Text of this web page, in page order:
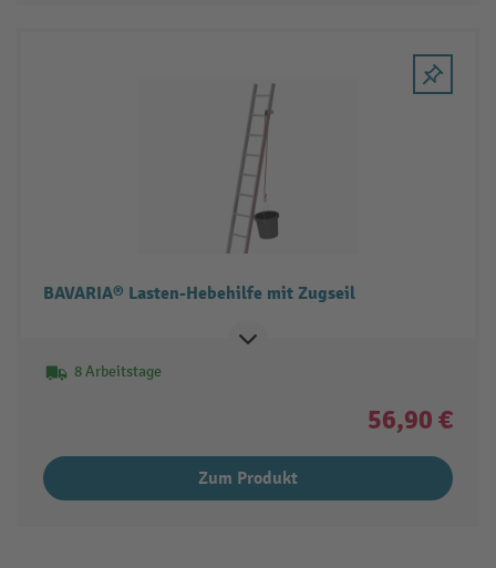
BAVARIA® Lasten-Hebehilfe mit Zugseil
8 Arbeitstage
56,90 €
Zum Produkt